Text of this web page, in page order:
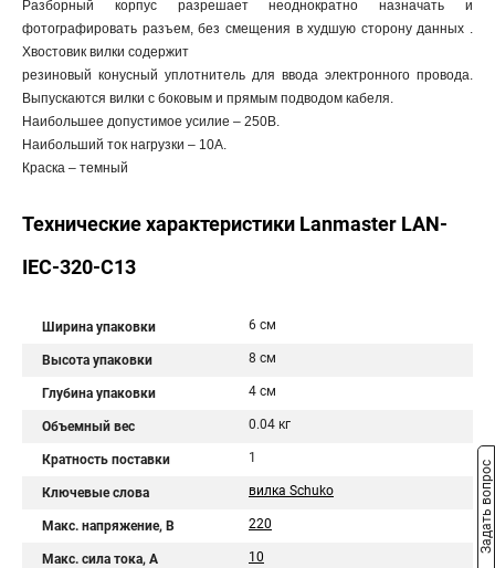
Разборный корпус разрешает неоднократно назначать и
фотографировать разъем, без смещения в худшую сторону данных .
Хвостовик вилки содержит
резиновый конусный уплотнитель для ввода электронного провода.
Выпускаются вилки с боковым и прямым подводом кабеля.
Наибольшее допустимое усилие – 250В.
Наибольший ток нагрузки – 10A.
Краска – темный
Технические характеристики Lanmaster LAN-
IEC-320-C13
Ширина упаковки 6 см
Высота упаковки 8 см
Глубина упаковки 4 см
Объемный вес 0.04 кг
Кратность поставки 1
Ключевые слова вилка Schuko
Макс. напряжение, В 220
Макс. сила тока, А 10
Задать вопрос